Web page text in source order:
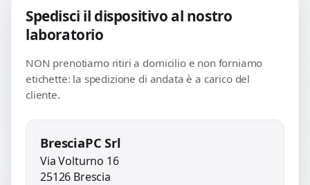
Spedisci il dispositivo al nostro
laboratorio
NON prenotiamo ritiri a domicilio e non forniamo
etichette: la spedizione di andata è a carico del
cliente.
BresciaPC Srl
Via Volturno 16
25126 Brescia